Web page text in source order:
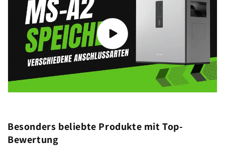
Besonders beliebte Produkte mit Top-
Bewertung